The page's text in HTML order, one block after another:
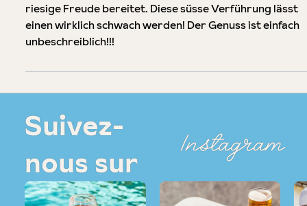
riesige Freude bereitet. Diese süsse Verführung lässt
einen wirklich schwach werden! Der Genuss ist einfach
unbeschreiblich!!!
Suivez-
nous sur
Instagram